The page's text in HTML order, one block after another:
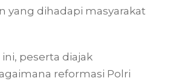
yang dihadapi masyarakat
peserta diajak
reformasi Polri